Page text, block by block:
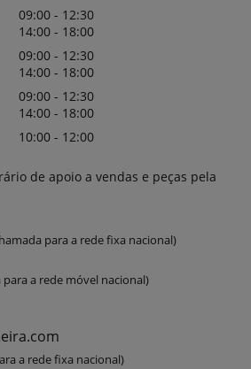
09:00 - 12:30
14:00 - 18:00
09:00 - 12:30
14:00 - 18:00
09:00 - 12:30
14:00 - 18:00
10:00 - 12:00
de apoio a vendas e peças pela
para a rede fixa nacional)
para a rede móvel nacional)
a rede fixa nacional)